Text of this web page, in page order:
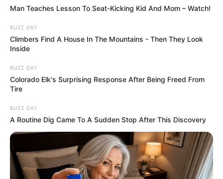
Man Teaches Lesson To Seat-Kicking Kid And Mom – Watch!
BUZZ DAY
Climbers Find A House In The Mountains - Then They Look
Inside
BUZZ DAY
Colorado Elk's Surprising Response After Being Freed From
Tire
BUZZ DAY
A Routine Dig Came To A Sudden Stop After This Discovery